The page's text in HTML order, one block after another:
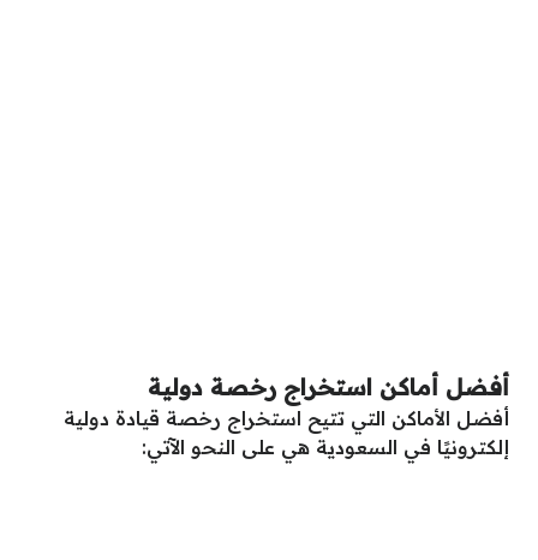
أفضل أماكن استخراج رخصة دولية
أفضل الأماكن التي تتيح استخراج رخصة قيادة دولية
إلكترونيًا في السعودية هي على النحو الآتي: